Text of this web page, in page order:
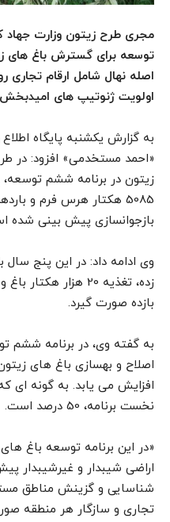
مجری طرح زیتون وزارت
اصله نهال شامل ارقام تجاری
اولویت ژنوتیپ های
به گزارش یکشنبه پایگاه
«احمد مستخدمی» افزود: در
زیتون در برنامه ششم
بازجوانسازی پیش بینی شده
بازده صورت گیرد.
به گفته وی، در برنامه ششم
اصلاح و بهسازی باغ های
افزایش می یابد. به گونه
نخست برنامه، 50 درصد است.
اراضی شیبدار و غیرشیبدار
شناسایی و گزینش مناطق
تجاری و سازگار هر منطقه